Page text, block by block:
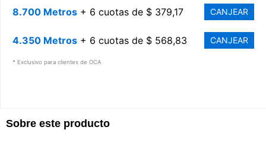
Sobre este producto
8.700 Metros + 6 cuotas de $ 379,17 CANJEAR
4.350 Metros + 6 cuotas de $ 568,83 CANJEAR
* Exclusivo para clientes de OCA